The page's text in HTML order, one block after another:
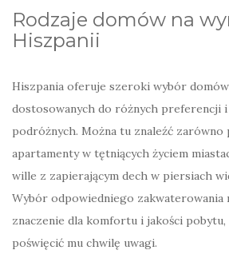
Rodzaje domów na
Hiszpanii
Hiszpania oferuje szeroki wybór domów
dostosowanych do różnych preferencji
podróżnych. Można tu znaleźć zarówno
apartamenty w tętniących życiem
wille z zapierającym dech w piersiach
Wybór odpowiedniego zakwaterowania
znaczenie dla komfortu i jakości
poświęcić mu chwilę uwagi.